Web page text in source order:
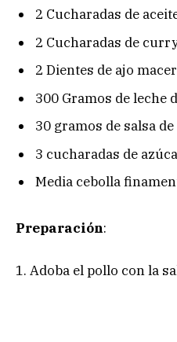
2 Cucharadas de
2 Cucharadas de
2 Dientes de ajo
300 Gramos de leche
30 gramos de salsa
3 cucharadas de
Media cebolla
Preparación:
1. Adoba el pollo con la